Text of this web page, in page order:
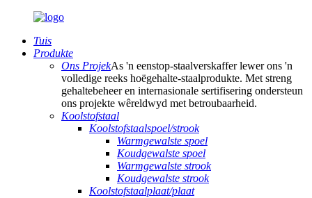
Tuis
Produkte
Ons ProjekAs 'n eenstop-staalverskaffer lewer ons 'n
volledige reeks hoëgehalte-staalprodukte. Met streng
gehaltebeheer en internasionale sertifisering ondersteun
ons projekte wêreldwyd met betroubaarheid.
Koolstofstaal
Koolstofstaalspoel/strook
Warmgewalste spoel
Koudgewalste spoel
Warmgewalste strook
Koudgewalste strook
Koolstofstaalplaat/plaat